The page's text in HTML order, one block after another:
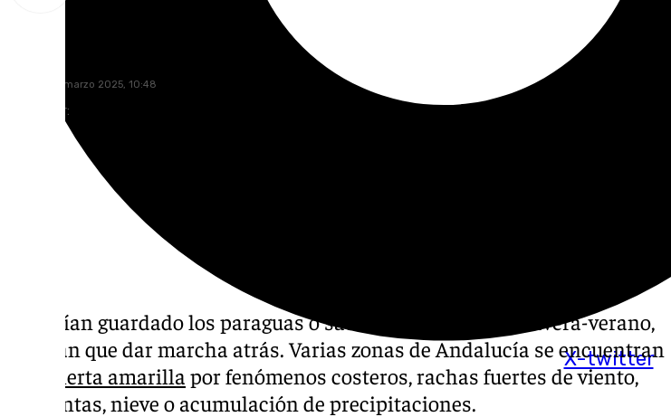
X-twitter
sábado, 22 marzo 2025, 10:48
Compartir:
Si habían guardado los paraguas o sacado la ropa de primavera-verano,
tendrán que dar marcha atrás. Varias zonas de Andalucía se encuentran
alerta amarilla por fenómenos costeros, rachas fuertes de viento,
tormentas, nieve o acumulación de precipitaciones.